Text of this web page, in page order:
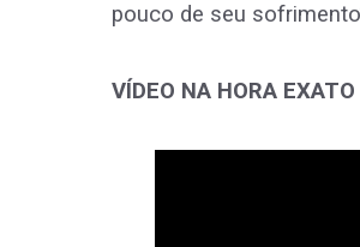
pouco de seu
VÍDEO NA HORA